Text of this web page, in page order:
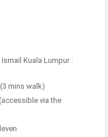
Kuala Lumpur :
mins walk)
via the